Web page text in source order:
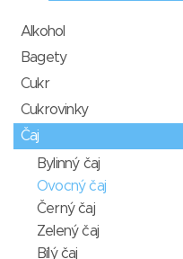
Alkohol
Bagety
Cukr
Cukrovinky
Čaj
Bylinný čaj
Ovocný čaj
Černý čaj
Zelený čaj
Bílý čaj